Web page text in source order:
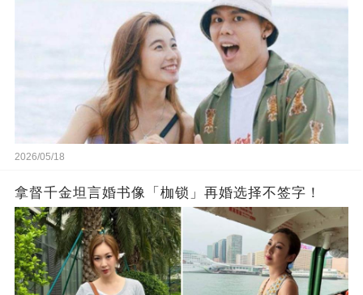
2026/05/18
拿督千金坦言婚书像「枷锁」再婚选择不签字！